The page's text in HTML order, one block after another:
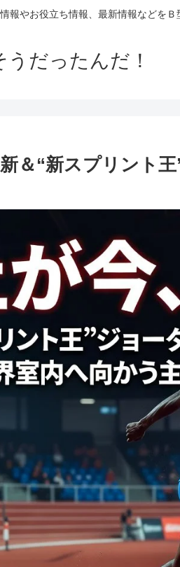
報やお役立ち情報、最新情報などをＢ
うだったんだ！
＆“新スプリント